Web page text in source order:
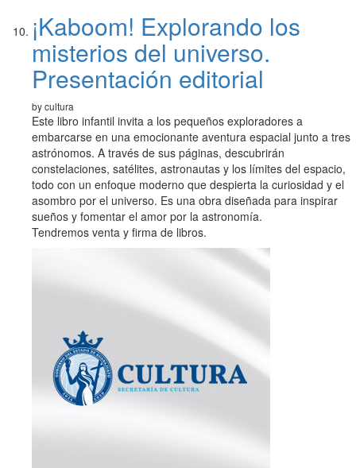
¡Kaboom! Explorando los
misterios del universo.
Presentación editorial
by cultura
Este libro infantil invita a los pequeños exploradores a
embarcarse en una emocionante aventura espacial junto a tres
astrónomos. A través de sus páginas, descubrirán
constelaciones, satélites, astronautas y los límites del espacio,
todo con un enfoque moderno que despierta la curiosidad y el
asombro por el universo. Es una obra diseñada para inspirar
sueños y fomentar el amor por la astronomía.
Tendremos venta y firma de libros.